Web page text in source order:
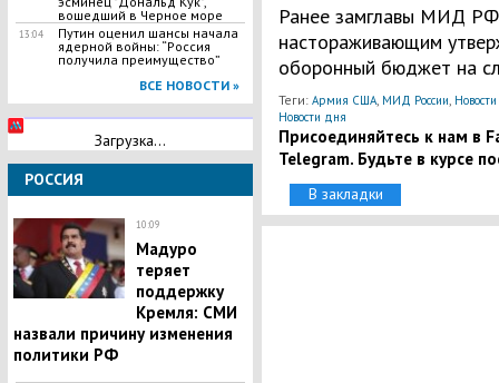
вошедший в Черное море
13:04
Путин оценил шансы начала
ядерной войны: “Россия
получила преимущество”
ВСЕ НОВОСТИ »
Загрузка...
РОССИЯ
10:09
Мадуро
теряет
поддержку
Кремля: СМИ
назвали причину изменения
политики РФ
Ранее замглавы МИД
настораживающим
оборонный бюджет на
Теги: Армия США, МИД России,
Новости дня
Присоединяйтесь к нам в
Telegram. Будьте в курсе
В закладки